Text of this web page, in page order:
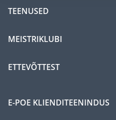
TEENUSED
MEISTRIKLUBI
ETTEVÕTTEST
E-POE KLIENDITEENINDUS